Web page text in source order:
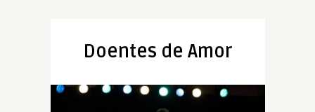
Doentes de Amor